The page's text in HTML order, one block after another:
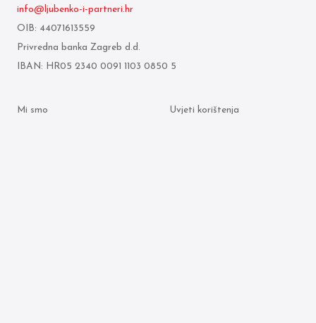
info@ljubenko-i-partneri.hr
OIB: 44071613559
Privredna banka Zagreb d.d.
IBAN: HR05 2340 0091 1103 0850 5
Mi smo Uvjeti korištenja